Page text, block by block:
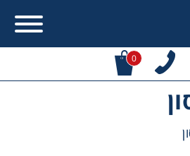
0
Contact